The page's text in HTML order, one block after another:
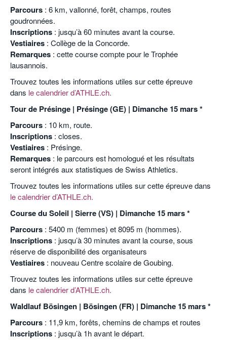
Parcours : 6 km, vallonné, forêt, champs, routes
goudronnées.
Inscriptions : jusqu’à 60 minutes avant la course.
Vestiaires : Collège de la Concorde.
Remarques : cette course compte pour le Trophée
lausannois.
Trouvez toutes les informations utiles sur cette épreuve
dans le calendrier d’ATHLE.ch.
Tour de Présinge | Présinge (GE) | Dimanche 15 mars *
Parcours : 10 km, route.
Inscriptions : closes.
Vestiaires : Présinge.
Remarques : le parcours est homologué et les résultats
seront intégrés aux statistiques de Swiss Athletics.
Trouvez toutes les informations utiles sur cette épreuve dans
le calendrier d’ATHLE.ch.
Course du Soleil | Sierre (VS) | Dimanche 15 mars *
Parcours : 5400 m (femmes) et 8095 m (hommes).
Inscriptions : jusqu’à 30 minutes avant la course, sous
réserve de disponibilité des organisateurs
Vestiaires : nouveau Centre scolaire de Goubing.
Trouvez toutes les informations utiles sur cette épreuve
dans le calendrier d’ATHLE.ch.
Waldlauf Bösingen | Bösingen (FR) | Dimanche 15 mars *
Parcours : 11,9 km, forêts, chemins de champs et routes
Inscriptions : jusqu’à 1h avant le départ.